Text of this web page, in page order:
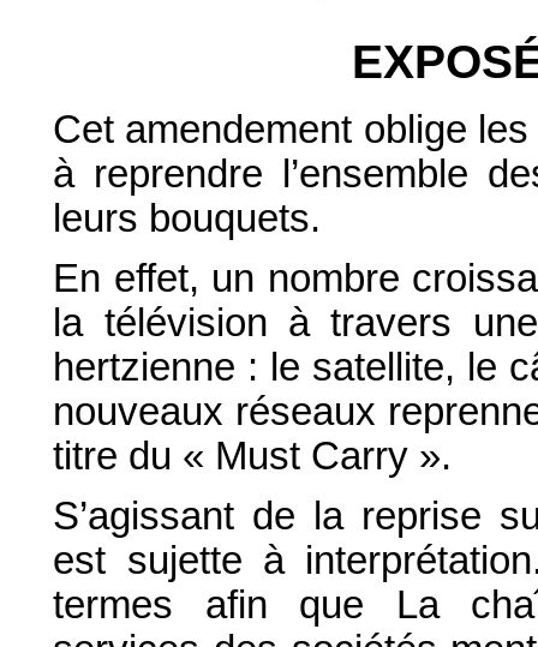
Cet amendement oblige
à reprendre l’ensemble
leurs bouquets.
En effet, un nombre
la télévision à travers
hertzienne : le satellite, le
nouveaux réseaux
titre du « Must Carry ».
S’agissant de la reprise
est sujette à
termes afin que La